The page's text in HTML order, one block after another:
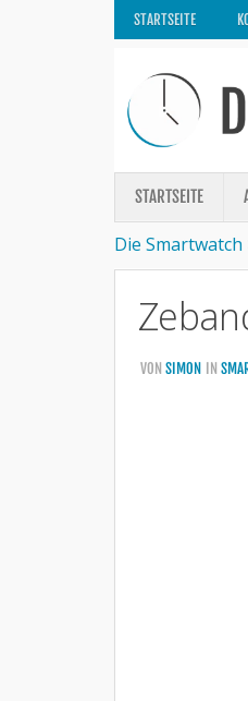
STARTSEITE
STARTSEITE
Die Smartwatch
VON SIMON IN